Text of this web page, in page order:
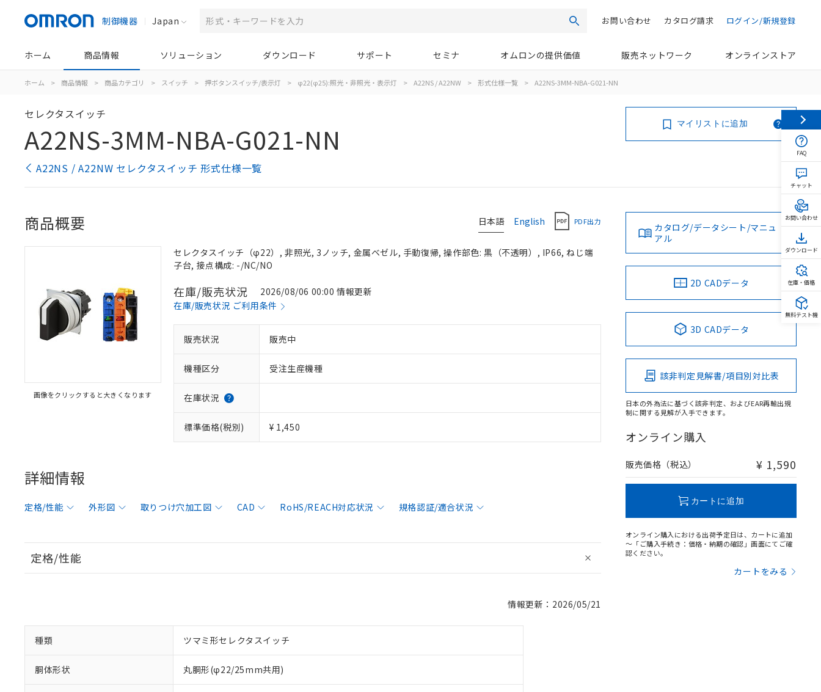
制御機器 Japan 検索 ログイン/新規登録
カタログ請求
お問い合わせ
ホーム 商品情報 ソリューション ダウンロード サポート セミナ オムロンの提供価値 販売ネットワーク オンラインストア
ホーム > 商品情報 > 商品カテゴリ > スイッチ > 押ボタンスイッチ/表示灯 > φ22(φ25):照光・非照光・表示灯 > A22NS / A22NW > 形式仕様一覧 > A22NS-3MM-NBA-G021-NN
セレクタスイッチ
A22NS-3MM-NBA-G021-NN
A22NS / A22NW セレクタスイッチ 形式仕様一覧
マイリストに追加
日本語 English PDF出力
商品概要
画像をクリックすると大きくなります
セレクタスイッチ（φ22）, 非照光, 3ノッチ, 金属ベゼル, 手動復帰, 操作部色: 黒（不透明）, IP66, ねじ端
子台, 接点構成: -/NC/NO
在庫/販売状況
2026/08/06 00:00 情報更新
在庫/販売状況 ご利用条件
販売状況 販売中
機種区分 受注生産機種
在庫状況
標準価格(税別) ¥ 1,450
詳細情報
定格/性能 外形図 取りつけ穴加工図 CAD RoHS/REACH対応状況 規格認証/適合状況
定格/性能
情報更新：2026/05/21
種類 ツマミ形セレクタスイッチ
胴体形状 丸胴形(φ22/25mm共用)
カタログ/データシート/マニュ
アル
2D CADデータ
3D CADデータ
該非判定見解書/項目別対比表
日本の外為法に基づく該非判定、およびEAR再輸出規
制に関する見解が入手できます。
オンライン購入
販売価格（税込） ¥ 1,590
カートに追加
オンライン購入における出荷予定日は、カートに追加
～「ご購入手続き：価格・納期の確認」画面にてご確
認ください。
カートをみる
FAQ
チャット
お問い合わせ
ダウンロード
在庫・価格
無料テスト機